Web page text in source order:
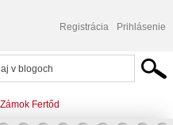
Registrácia Prihlásenie
Fertőd